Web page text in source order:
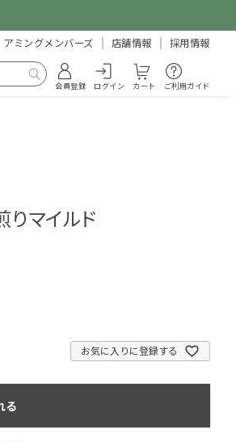
アミングメンバーズ 店舗情報 採用情報
会員登録 ログイン カート ご利用ガイド
マイルド
お気に入りに登録する
る